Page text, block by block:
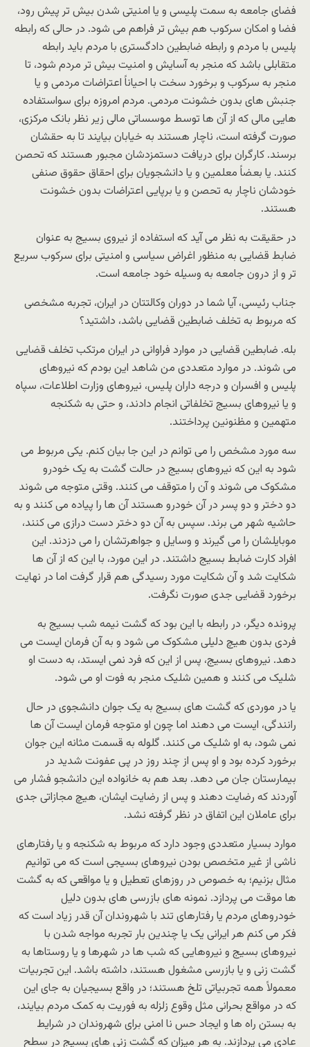
فضای جامعه به سمت پلیسی و یا امنیتی شدن بیش تر پیش رود،
فضا و امکان سرکوب هم بیش تر فراهم می شود. در حالی که رابطه
پلیس با مردم و رابطه ضابطین دادگستری با مردم باید رابطه
متقابلی باشد که منجر به آسایش و امنیت بیش تر مردم شود، تا
منجر به سرکوب و برخورد سخت با احیاناً اعتراضات مردمی و یا
جنبش های بدون خشونت مردمی. مردم امروزه برای سواستفاده
هایی مالی که از آن ها توسط موسساتی مالی زیر نظر بانک مرکزی،
صورت گرفته است، ناچار هستند به خیابان بیایند تا به حقشان
برسند. کارگران برای دریافت دستمزدشان مجبور هستند که تحصن
کنند. یا بعضاً معلمین و یا دانشجویان برای احقاق حقوق صنفی
خودشان ناچار به تحصن و یا برپایی اعتراضات بدون خشونت
هستند.
در حقیقت به نظر می آید که استفاده از نیروی بسیج به عنوان
ضابط قضایی به منظور اغراض سیاسی و امنیتی برای سرکوب سریع
تر و از درون جامعه به وسیله خود جامعه است.
جناب رئیسی، آیا شما در دوران وکالتتان در ایران، تجربه مشخصی
که مربوط به تخلف ضابطین قضایی باشد، داشتید؟
بله. ضابطین قضایی در موارد فراوانی در ایران مرتکب تخلف قضایی
می شوند. در موارد متعددی من شاهد این بودم که نیروهای
پلیس و افسران و درجه داران پلیس، نیروهای وزارت اطلاعات، سپاه
و یا نیروهای بسیج تخلفاتی انجام دادند، و حتی به شکنجه
متهمین و مظنونین پرداختند.
سه مورد مشخص را می توانم در این جا بیان کنم. یکی مربوط می
شود به این که نیروهای بسیج در حالت گشت به یک خودرو
مشکوک می شوند و آن را متوقف می کنند. وقتی متوجه می شوند
دو دختر و دو پسر در آن خودرو هستند آن ها را پیاده می کنند و به
حاشیه شهر می برند. سپس به آن دو دختر دست درازی می کنند،
موبایلشان را می گیرند و وسایل و جواهرتشان را می دزدند. این
افراد کارت ضابط بسیج داشتند. در این مورد، با این که از آن ها
شکایت شد و آن شکایت مورد رسیدگی هم قرار گرفت اما در نهایت
برخورد قضایی جدی صورت نگرفت.
پرونده دیگر، در رابطه با این بود که گشت نیمه شب بسیج به
فردی بدون هیچ دلیلی مشکوک می شود و به آن فرمان ایست می
دهد. نیروهای بسیج، پس از این که فرد نمی ایستد، به دست او
شلیک می کنند و همین شلیک منجر به فوت او می شود.
یا در موردی که گشت های بسیج به یک جوان دانشجوی در حال
رانندگی، ایست می دهند اما چون او متوجه فرمان ایست آن ها
نمی شود، به او شلیک می کنند. گلوله به قسمت مثانه این جوان
برخورد کرده بود و او پس از چند روز در پی عفونت شدید در
بیمارستان جان می دهد. بعد هم به خانواده این دانشجو فشار می
آوردند که رضایت دهند و پس از رضایت ایشان، هیچ مجازاتی جدی
برای عاملان این اتفاق در نظر گرفته نشد.
موارد بسیار متعددی وجود دارد که مربوط به شکنجه و یا رفتارهای
ناشی از غیر متخصص بودن نیروهای بسیجی است که می توانیم
مثال بزنیم؛ به خصوص در روزهای تعطیل و یا مواقعی که به گشت
ها موقت می پردازد. نمونه های بازرسی های بدون دلیل
خودروهای مردم یا رفتارهای تند با شهروندان آن قدر زیاد است که
فکر می کنم هر ایرانی یک یا چندین بار تجربه مواجه شدن با
نیروهای بسیج و نیروهایی که شب ها در شهرها و یا روستاها به
گشت زنی و یا بازرسی مشغول هستند، داشته باشد. این تجربیات
معمولاً همه تجربیاتی تلخ هستند؛ در واقع بسیجیان به جای این
که در مواقع بحرانی مثل وقوع زلزله به فوریت به کمک مردم بیایند،
به بستن راه ها و ایجاد حس نا امنی برای شهروندان در شرایط
عادی می پردازند. به هر میزان که گشت زنی های بسیج در سطح